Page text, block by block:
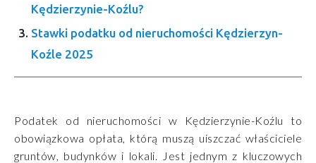
Kędzierzynie-Koźlu?
Stawki podatku od nieruchomości Kędzierzyn-
Koźle 2025
Podatek od nieruchomości w Kędzierzynie-Koźlu to
obowiązkowa opłata, którą muszą uiszczać właściciele
gruntów, budynków i lokali. Jest jednym z kluczowych